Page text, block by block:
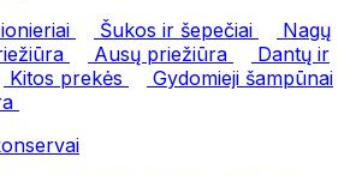
Šukos ir šepečiai
Nagų
Ausų priežiūra
Dantų ir
Kitos prekės
Gydomieji šampūnai